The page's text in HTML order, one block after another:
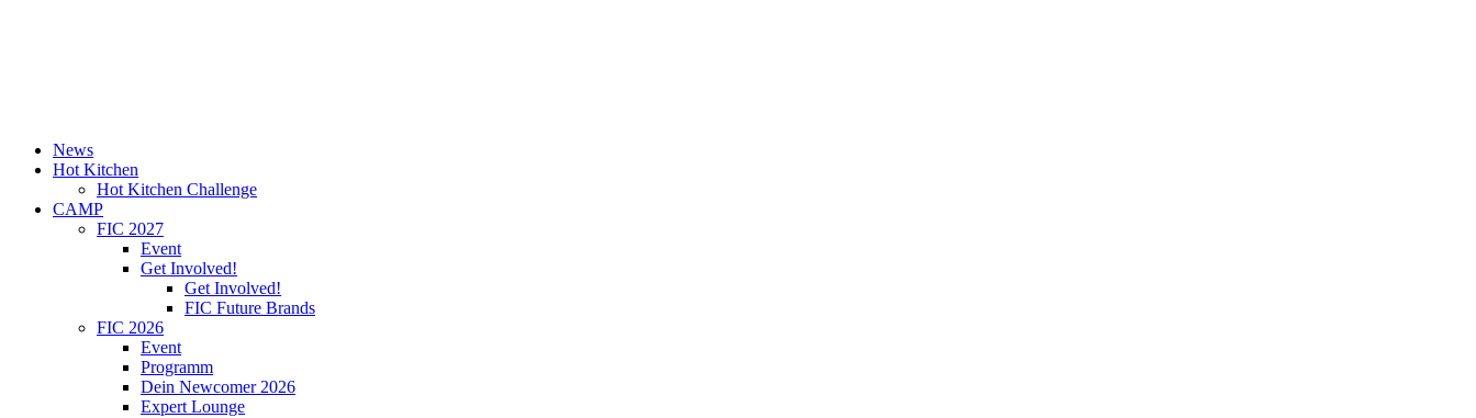
News
Hot Kitchen
Hot Kitchen Challenge
CAMP
FIC 2027
Event
Get Involved!
Get Involved!
FIC Future Brands
FIC 2026
Event
Programm
Dein Newcomer 2026
Expert Lounge